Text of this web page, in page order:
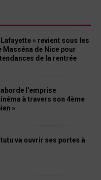
» revient sous les
Masséna de Nice pour
de la rentrée
l’emprise
à travers son 4ème
»
va ouvrir ses portes à